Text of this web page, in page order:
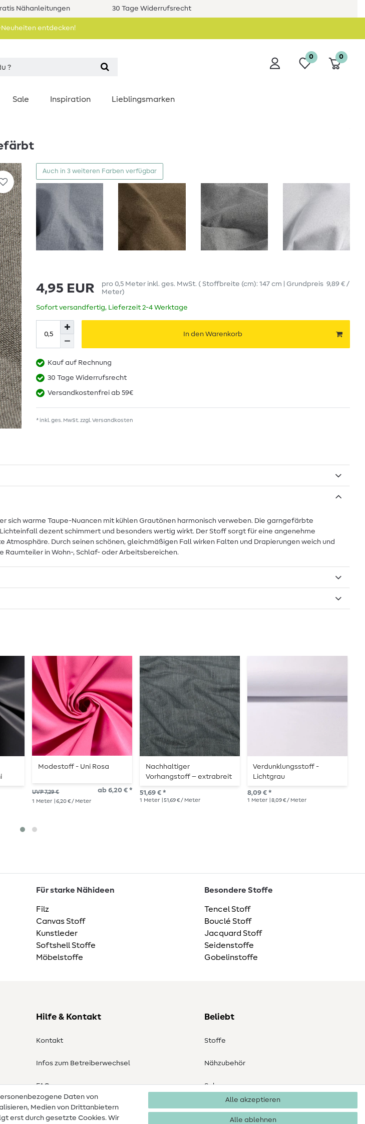
Nähanleitungen 30 Tage Widerrufsrecht
entdecken!
0 0
Sale Inspiration Lieblingsmarken
Auch in 3 weiteren Farben verfügbar
4,95 EUR pro 0,5 Meter inkl. ges. MwSt. ( Stoffbreite (cm): 147 cm | Grundpreis 9,89 € /
Meter)
Sofort versandfertig, Lieferzeit 2-4 Werktage
In den Warenkorb
Kauf auf Rechnung
30 Tage Widerrufsrecht
Versandkostenfrei ab 59€
* inkl. ges. MwSt. zzgl.Versandkosten
warme Taupe-Nuancen mit kühlen Grautönen harmonisch verweben. Die garngefärbte
dezent schimmert und besonders wertig wirkt. Der Stoff sorgt für eine angenehme
Durch seinen schönen, gleichmäßigen Fall wirken Falten und Drapierungen weich und
in Wohn-, Schlaf- oder Arbeitsbereichen.
Modestoff - Uni Rosa
UVP 7,29 € ab 6,20 € *
1 Meter | 6,20 € / Meter
Nachhaltiger
Vorhangstoff – extrabreit
310 cm, Anthrazit-
Melange
51,69 € *
1 Meter | 51,69 € / Meter
Verdunklungsstoff -
Lichtgrau
8,09 € *
1 Meter | 8,09 € / Meter
Für starke Nähideen
Filz
Canvas Stoff
Kunstleder
Softshell Stoffe
Möbelstoffe
Besondere Stoffe
Tencel Stoff
Bouclé Stoff
Jacquard Stoff
Seidenstoffe
Gobelinstoffe
Hilfe & Kontakt
Kontakt
Infos zum Betreiberwechsel
FAQ
Widerrufsrecht
Beliebt
Stoffe
Nähzubehör
Sale
Schnittmuster
Daten von
Medien von Drittanbietern
erst durch gesetzte Cookies. Wir
Alle akzeptieren
Alle ablehnen